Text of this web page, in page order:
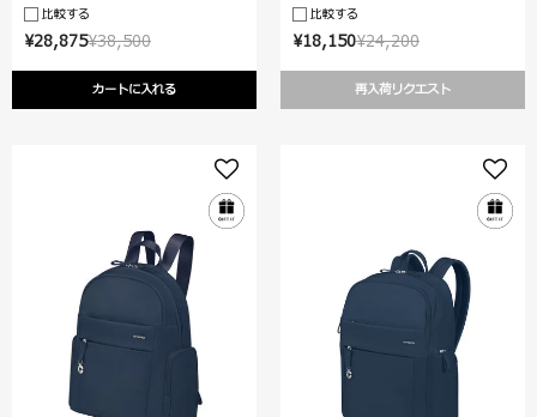
¥38,500
¥28,875
カートに入れる
比較する
¥24,200
¥18,150
再入荷リクエスト
比較する